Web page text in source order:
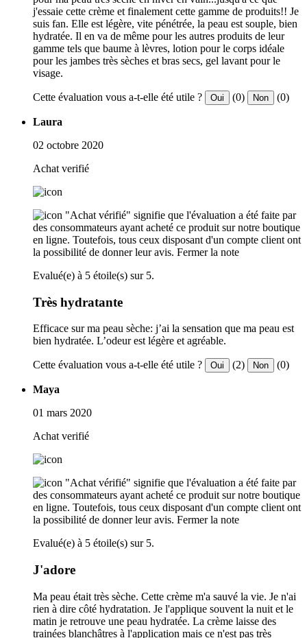
j'essaie cette crème et finalement cette gamme de produits!! Je
suis fan. Elle est légère, vite pénétrée, la peau est souple, bien
hydratée. Il en va de même pour les autres produits de leur
gamme tels que baume à lèvres, lotion pour le corps idéale
pour les jambes très sèches et bras secs, gel lavant pour le
visage.
Cette évaluation vous a-t-elle été utile ? Oui (0) Non (0)
Laura
02 octobre 2020
Achat verifié
"Achat vérifié" signifie que l'évaluation a été faite par
des consommateurs ayant acheté ce produit sur notre boutique
en ligne. Toutefois, tous ceux disposant d'un compte client ont
la possibilité de donner leur avis. Fermer la note
Evalué(e) à 5 étoile(s) sur 5.
Très hydratante
Efficace sur ma peau sèche: j’ai la sensation que ma peau est
bien hydratée. L’odeur est légère et agréable.
Cette évaluation vous a-t-elle été utile ? Oui (2) Non (0)
Maya
01 mars 2020
Achat verifié
"Achat vérifié" signifie que l'évaluation a été faite par
des consommateurs ayant acheté ce produit sur notre boutique
en ligne. Toutefois, tous ceux disposant d'un compte client ont
la possibilité de donner leur avis. Fermer la note
Evalué(e) à 5 étoile(s) sur 5.
J'adore
Ma peau était très sèche. Cette crème m'a sauvé la vie. Je n'ai
rien à dire côté hydratation. Je l'applique souvent la nuit et le
matin je retrouve une peau hydratée. La crème laisse des
trainées blanchâtres à l'application mais ce n'est pas très